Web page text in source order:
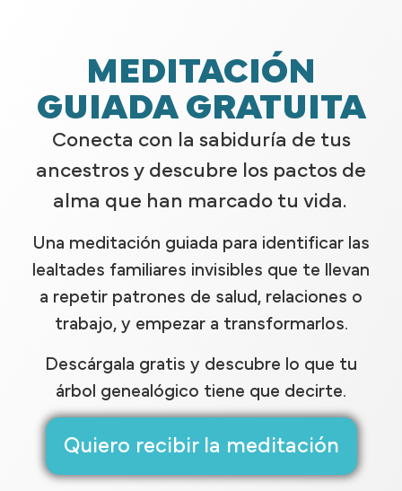
MEDITACIÓN
GUIADA GRATUITA
Conecta con la sabiduría de tus
ancestros y descubre los pactos de
alma que han marcado tu vida.
Una meditación guiada para identificar las
lealtades familiares invisibles que te llevan
a repetir patrones de salud, relaciones o
trabajo, y empezar a transformarlos.
Descárgala gratis y descubre lo que tu
árbol genealógico tiene que decirte.
Quiero recibir la meditación